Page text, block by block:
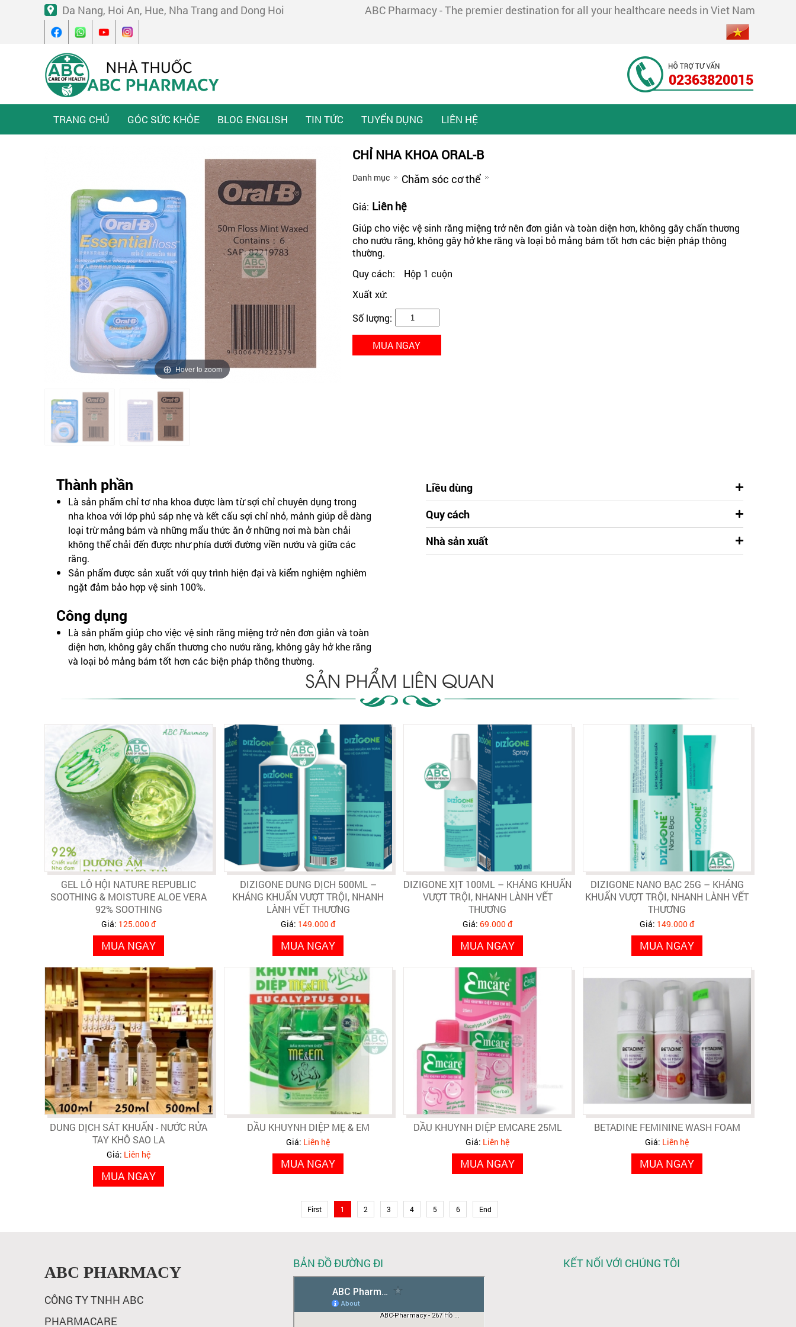
Da Nang, Hoi An, Hue, Nha Trang and Dong Hoi ABC Pharmacy - The premier destination for all your healthcare needs in Viet Nam
02363820015
TRANG CHỦ GÓC SỨC KHỎE BLOG ENGLISH TIN TỨC TUYỂN DỤNG LIÊN HỆ
Hover to zoom
CHỈ NHA KHOA ORAL-B
Danh mục Chăm sóc cơ thể
Giá: Liên hệ
Giúp cho việc vệ sinh răng miệng trở nên đơn giản và toàn diện hơn, không gây chấn thương
cho nướu răng, không gây hở khe răng và loại bỏ mảng bám tốt hơn các biện pháp thông
thường.
Quy cách:
Hộp 1 cuộn
Xuất xứ:
Số lượng:
MUA NGAY
Thành phần
Là sản phẩm chỉ tơ nha khoa được làm từ sợi chỉ chuyên dụng trong
nha khoa với lớp phủ sáp nhẹ và kết cấu sợi chỉ nhỏ, mảnh giúp dễ dàng
loại trừ mảng bám và những mẩu thức ăn ở những nơi mà bàn chải
không thể chải đến được như phía dưới đường viền nướu và giữa các
răng.
Sản phẩm được sản xuất với quy trình hiện đại và kiểm nghiệm nghiêm
ngặt đảm bảo hợp vệ sinh 100%.
Công dụng
Là sản phẩm giúp cho việc vệ sinh răng miệng trở nên đơn giản và toàn
diện hơn, không gây chấn thương cho nướu răng, không gây hở khe răng
và loại bỏ mảng bám tốt hơn các biện pháp thông thường.
Liều dùng
Quy cách
Nhà sản xuất
SẢN PHẨM LIÊN QUAN
GEL LÔ HỘI NATURE REPUBLIC
SOOTHING & MOISTURE ALOE VERA
92% SOOTHING
Giá: 125.000 đ
MUA NGAY
DIZIGONE DUNG DỊCH 500ML –
KHÁNG KHUẨN VƯỢT TRỘI, NHANH
LÀNH VẾT THƯƠNG
Giá: 149.000 đ
MUA NGAY
DIZIGONE XỊT 100ML – KHÁNG KHUẨN
VƯỢT TRỘI, NHANH LÀNH VẾT
THƯƠNG
Giá: 69.000 đ
MUA NGAY
DIZIGONE NANO BẠC 25G – KHÁNG
KHUẨN VƯỢT TRỘI, NHANH LÀNH VẾT
THƯƠNG
Giá: 149.000 đ
MUA NGAY
DUNG DỊCH SÁT KHUẨN - NƯỚC RỬA
TAY KHÔ SAO LA
Giá: Liên hệ
MUA NGAY
DẦU KHUYNH DIỆP MẸ & EM
Giá: Liên hệ
MUA NGAY
DẦU KHUYNH DIỆP EMCARE 25ML
Giá: Liên hệ
MUA NGAY
BETADINE FEMININE WASH FOAM
Giá: Liên hệ
MUA NGAY
First 1 2 3 4 5 6 End
ABC PHARMACY
CÔNG TY TNHH ABC
PHARMACARE
BẢN ĐỒ ĐƯỜNG ĐI KẾT NỐI VỚI CHÚNG TÔI